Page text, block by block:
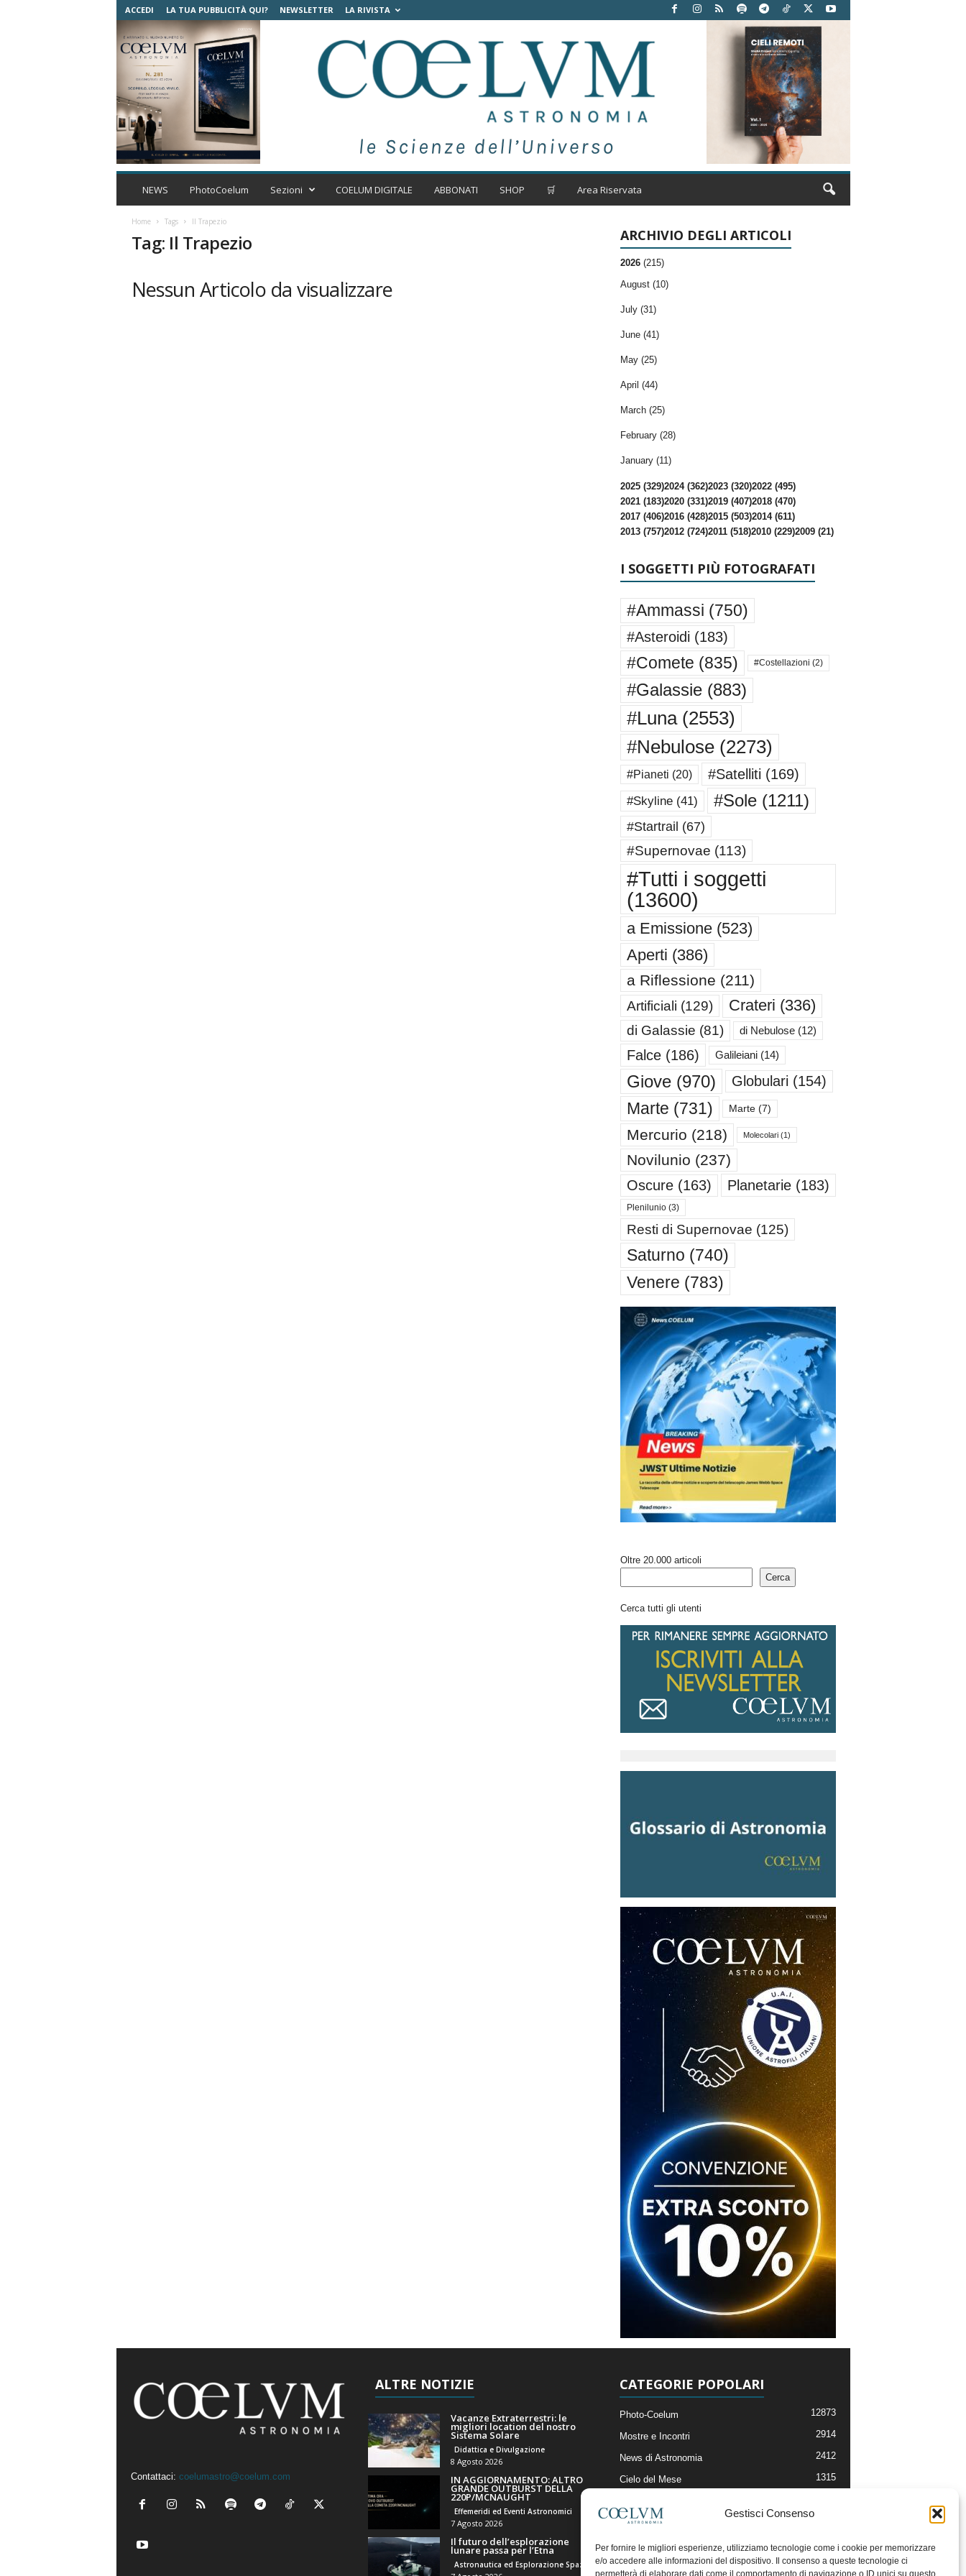
Gestisci Consenso
Per fornire le migliori esperienze, utilizziamo tecnologie come i cookie per memorizzare
e/o accedere alle informazioni del dispositivo. Il consenso a queste tecnologie ci
permetterà di elaborare dati come il comportamento di navigazione o ID unici su questo
ACCEDI LA TUA PUBBLICITÀ QUI? NEWSLETTER LA RIVISTA
C
t
NEWS PhotoCoelum Sezioni COELUM DIGITALE ABBONATI SHOP 🛒 Area Riservata
Home Tags Il Trapezio
Tag: Il Trapezio
Nessun Articolo da visualizzare
ARCHIVIO DEGLI ARTICOLI
2026 (215)
August (10)
July (31)
June (41)
May (25)
April (44)
March (25)
February (28)
January (11)
2025 (329)2024 (362)2023 (320)2022 (495)
2021 (183)2020 (331)2019 (407)2018 (470)
2017 (406)2016 (428)2015 (503)2014 (611)
2013 (757)2012 (724)2011 (518)2010 (229)2009 (21)
I SOGGETTI PIÙ FOTOGRAFATI
#Ammassi (750)
#Asteroidi (183)
#Comete (835) #Costellazioni (2)
#Galassie(883)
#Luna(2553)
#Nebulose(2273)
#Pianeti (20) #Satelliti (169)
#Skyline(41) #Sole(1211)
#Startrail (67)
#Supernovae (113)
#Tutti i soggetti
(13600)
a Emissione(523)
Aperti (386)
a Riflessione (211)
Artificiali (129) Crateri (336)
di Galassie (81) di Nebulose(12)
Falce(186) Galileiani(14)
Giove(970) Globulari (154)
Marte (731) Marte(7)
Mercurio (218) Molecolari(1)
Novilunio (237)
Oscure(163) Planetarie(183)
Plenilunio(3)
Resti di Supernovae (125)
Saturno (740)
Venere (783)
Oltre 20.000 articoli
Cerca
Cerca tutti gli utenti
Contattaci: coelumastro@coelum.com
ALTRE NOTIZIE
Vacanze Extraterrestri: le
migliori location del nostro
Sistema Solare
Didattica e Divulgazione
8 Agosto 2026
IN AGGIORNAMENTO: ALTRO
GRANDE OUTBURST DELLA
220P/MCNAUGHT
Effemeridi ed Eventi Astronomici
7 Agosto 2026
Il futuro dell’esplorazione
lunare passa per l’Etna
CATEGORIE POPOLARI
Photo-Coelum 12873
Mostre e Incontri 2914
News di Astronomia 2412
Cielo del Mese 1315
Articoli e Risorse On-Line
Il Blog della Redazione